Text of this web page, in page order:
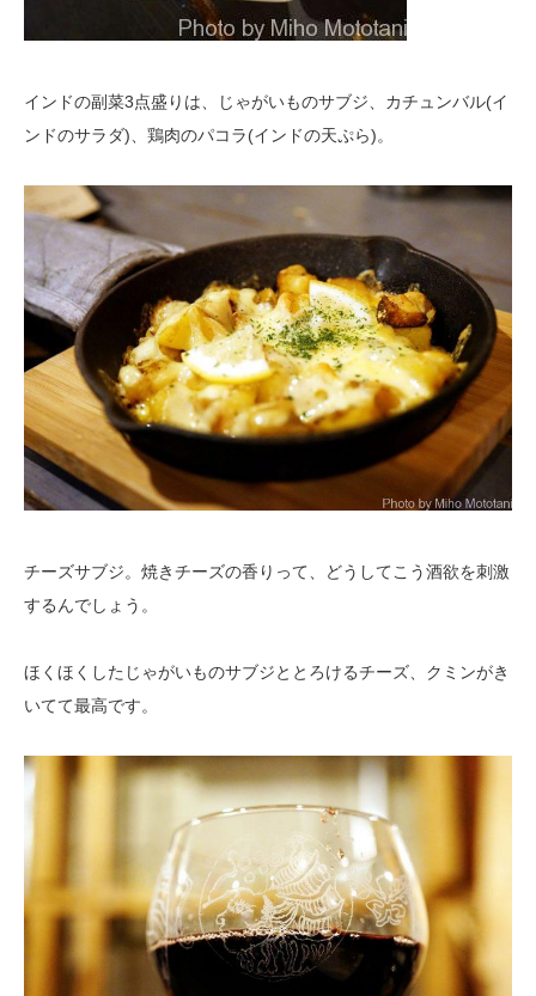
インドの副菜3点盛りは、じゃがいものサブジ、カチュンバル(イ
ンドのサラダ)、鶏肉のパコラ(インドの天ぷら)。
チーズサブジ。焼きチーズの香りって、どうしてこう酒欲を刺激
するんでしょう。
ほくほくしたじゃがいものサブジととろけるチーズ、クミンがき
いてて最高です。